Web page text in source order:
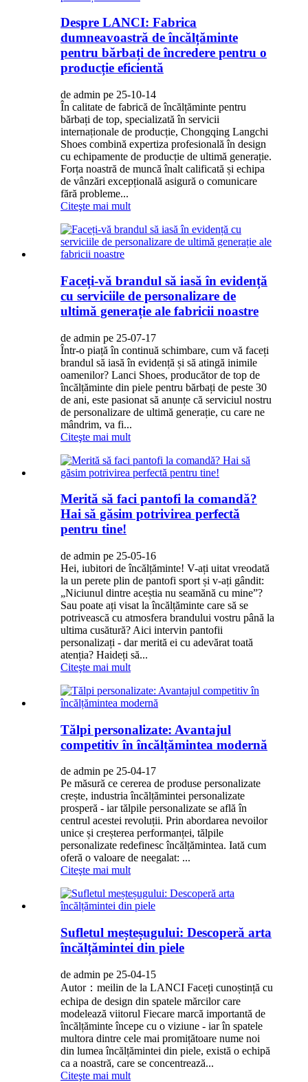
Despre LANCI: Fabrica
dumneavoastră de încălțăminte
pentru bărbați de încredere pentru o
producție eficientă
de admin pe 25-10-14
În calitate de fabrică de încălțăminte pentru
bărbați de top, specializată în servicii
internaționale de producție, Chongqing Langchi
Shoes combină expertiza profesională în design
cu echipamente de producție de ultimă generație.
Forța noastră de muncă înalt calificată și echipa
de vânzări excepțională asigură o comunicare
fără probleme...
Citeşte mai mult
Faceți-vă brandul să iasă în evidență
cu serviciile de personalizare de
ultimă generație ale fabricii noastre
de admin pe 25-07-17
Într-o piață în continuă schimbare, cum vă faceți
brandul să iasă în evidență și să atingă inimile
oamenilor? Lanci Shoes, producător de top de
încălțăminte din piele pentru bărbați de peste 30
de ani, este pasionat să anunțe că serviciul nostru
de personalizare de ultimă generație, cu care ne
mândrim, va fi...
Citeşte mai mult
Merită să faci pantofi la comandă?
Hai să găsim potrivirea perfectă
pentru tine!
de admin pe 25-05-16
Hei, iubitori de încălțăminte! V-ați uitat vreodată
la un perete plin de pantofi sport și v-ați gândit:
„Niciunul dintre aceștia nu seamănă cu mine”?
Sau poate ați visat la încălțăminte care să se
potrivească cu atmosfera brandului vostru până la
ultima cusătură? Aici intervin pantofii
personalizați - dar merită ei cu adevărat toată
atenția? Haideți să...
Citeşte mai mult
Tălpi personalizate: Avantajul
competitiv în încălțămintea modernă
de admin pe 25-04-17
Pe măsură ce cererea de produse personalizate
crește, industria încălțămintei personalizate
prosperă - iar tălpile personalizate se află în
centrul acestei revoluții. Prin abordarea nevoilor
unice și creșterea performanței, tălpile
personalizate redefinesc încălțămintea. Iată cum
oferă o valoare de neegalat: ...
Citeşte mai mult
Sufletul meșteșugului: Descoperă arta
încălțămintei din piele
de admin pe 25-04-15
Autor：meilin de la LANCI Faceți cunoștință cu
echipa de design din spatele mărcilor care
modelează viitorul Fiecare marcă importantă de
încălțăminte începe cu o viziune - iar în spatele
multora dintre cele mai promițătoare nume noi
din lumea încălțămintei din piele, există o echipă
ca a noastră, care se concentrează...
Citeşte mai mult